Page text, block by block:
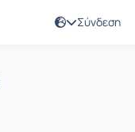
Σύνδεση